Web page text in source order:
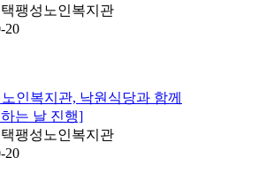
팽성노인복지관
20
인복지관, 낙원식당과 함께
는 날 진행]
팽성노인복지관
20